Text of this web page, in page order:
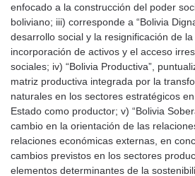
enfocado a la construcción del poder
boliviano; iii) corresponde a “Bolivia
desarrollo social y la resignificación de
incorporación de activos y el acceso
sociales; iv) “Bolivia Productiva”,
matriz productiva integrada por la
naturales en los sectores estratégicos
Estado como productor; v) “Bolivia
cambio en la orientación de las
relaciones económicas externas, en
cambios previstos en los sectores
elementos determinantes de la